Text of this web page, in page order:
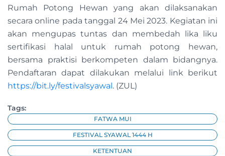
Rumah Potong Hewan yang akan dilaksanakan
secara online pada tanggal 24 Mei 2023. Kegiatan ini
akan mengupas tuntas dan membedah lika liku
sertifikasi halal untuk rumah potong hewan,
bersama praktisi berkompeten dalam bidangnya.
Pendaftaran dapat dilakukan melalui link berikut
https://bit.ly/festivalsyawal. (ZUL)
Tags:
FATWA MUI
FESTIVAL SYAWAL 1444 H
KETENTUAN